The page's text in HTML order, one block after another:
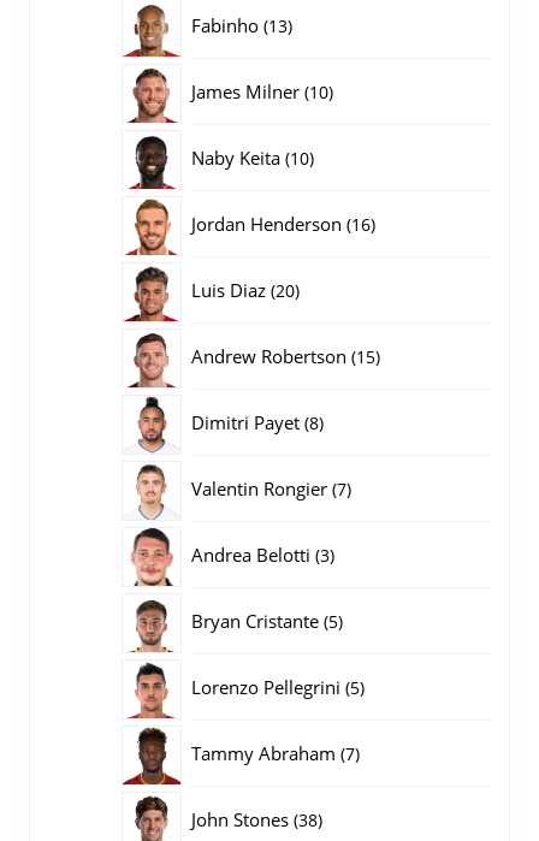
Fabinho 1313
James Milner 1010
Naby Keita 1010
Jordan Henderson 1616
Luis Diaz 2020
Andrew Robertson 1515
Dimitri Payet 88
Valentin Rongier 77
Andrea Belotti 33
Bryan Cristante 55
Lorenzo Pellegrini 55
Tammy Abraham 77
John Stones 3838